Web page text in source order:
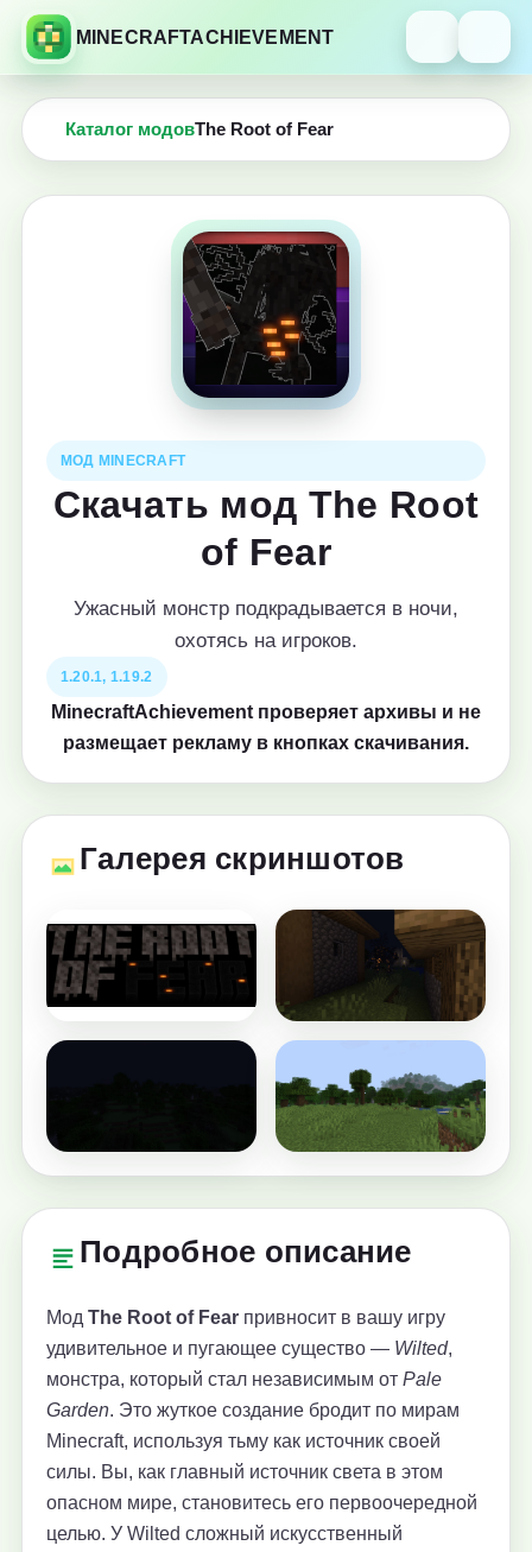
MINECRAFTACHIEVEMENT
Каталог модовThe Root of Fear
МОД MINECRAFT
Скачать мод The Root
of Fear
Ужасный монстр подкрадывается в ночи,
охотясь на игроков.
1.20.1, 1.19.2
MinecraftAchievement проверяет архивы и не
размещает рекламу в кнопках скачивания.
Галерея скриншотов
Подробное описание
Мод The Root of Fear привносит в вашу игру
удивительное и пугающее существо — Wilted,
монстра, который стал независимым от Pale
Garden. Это жуткое создание бродит по мирaм
Minecraft, используя тьму как источник своей
силы. Вы, как главный источник света в этом
опасном мире, становитесь его первоочередной
целью. У Wilted сложный искусственный